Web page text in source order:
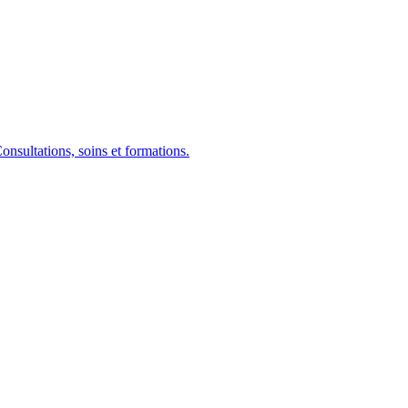
soins et formations.